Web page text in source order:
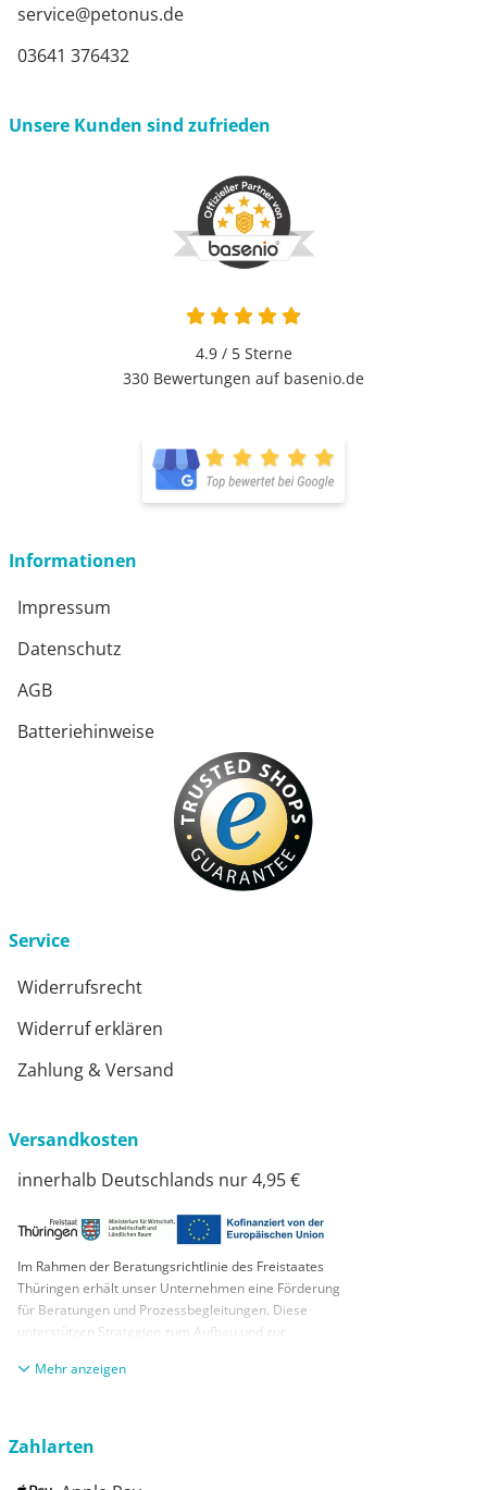
service@petonus.de
03641 376432
Unsere Kunden sind zufrieden
4.9 / 5Sterne
330 Bewertungen auf basenio.de
Informationen
Impressum
Datenschutz
AGB
Batteriehinweise
Service
Widerrufsrecht
Widerruf erklären
Zahlung & Versand
Versandkosten
innerhalb Deutschlands nur 4,95 €
Im Rahmen der Beratungsrichtlinie des Freistaates
Thüringen erhält unser Unternehmen eine Förderung
für Beratungen und Prozessbegleitungen. Diese
unterstützen Strategien zum Aufbau und zur
KMUs. Die daraus resultierenden Ergebnisse und
aus Mitteln des Europäischen Sozialfonds Plus und
anzeigen
Zahlarten